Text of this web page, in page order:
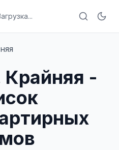
Крайняя -